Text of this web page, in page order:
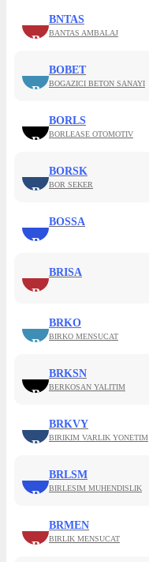
B
BNTAS
BANTAS AMBALAJ
B
BOBET
BOGAZICI BETON SANAYI
B
BORLS
BORLEASE OTOMOTIV
B
BORSK
BOR SEKER
B
BOSSA
B
BRISA
B
BRKO
BIRKO MENSUCAT
B
BRKSN
BERKOSAN YALITIM
B
BRKVY
BIRIKIM VARLIK YONETIM
B
BRLSM
BIRLESIM MUHENDISLIK
B
BRMEN
BIRLIK MENSUCAT